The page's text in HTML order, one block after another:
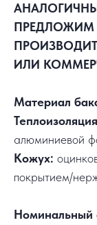
ПРЕДЛОЖИМ
ИЛИ
Материал
алюминиевой
Кожух:
покрытием/
Номинальный